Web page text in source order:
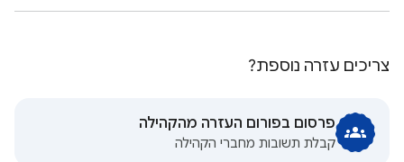
צריכים עזרה נוספת?
פרסום בפורום העזרה מהקהילה
קבלת תשובות מחברי הקהילה